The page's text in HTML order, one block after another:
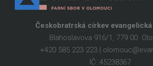
Českobratrská církev
Blahoslavova 916/1, 779 00
+420 585 223 223 |
IČ: 45238367